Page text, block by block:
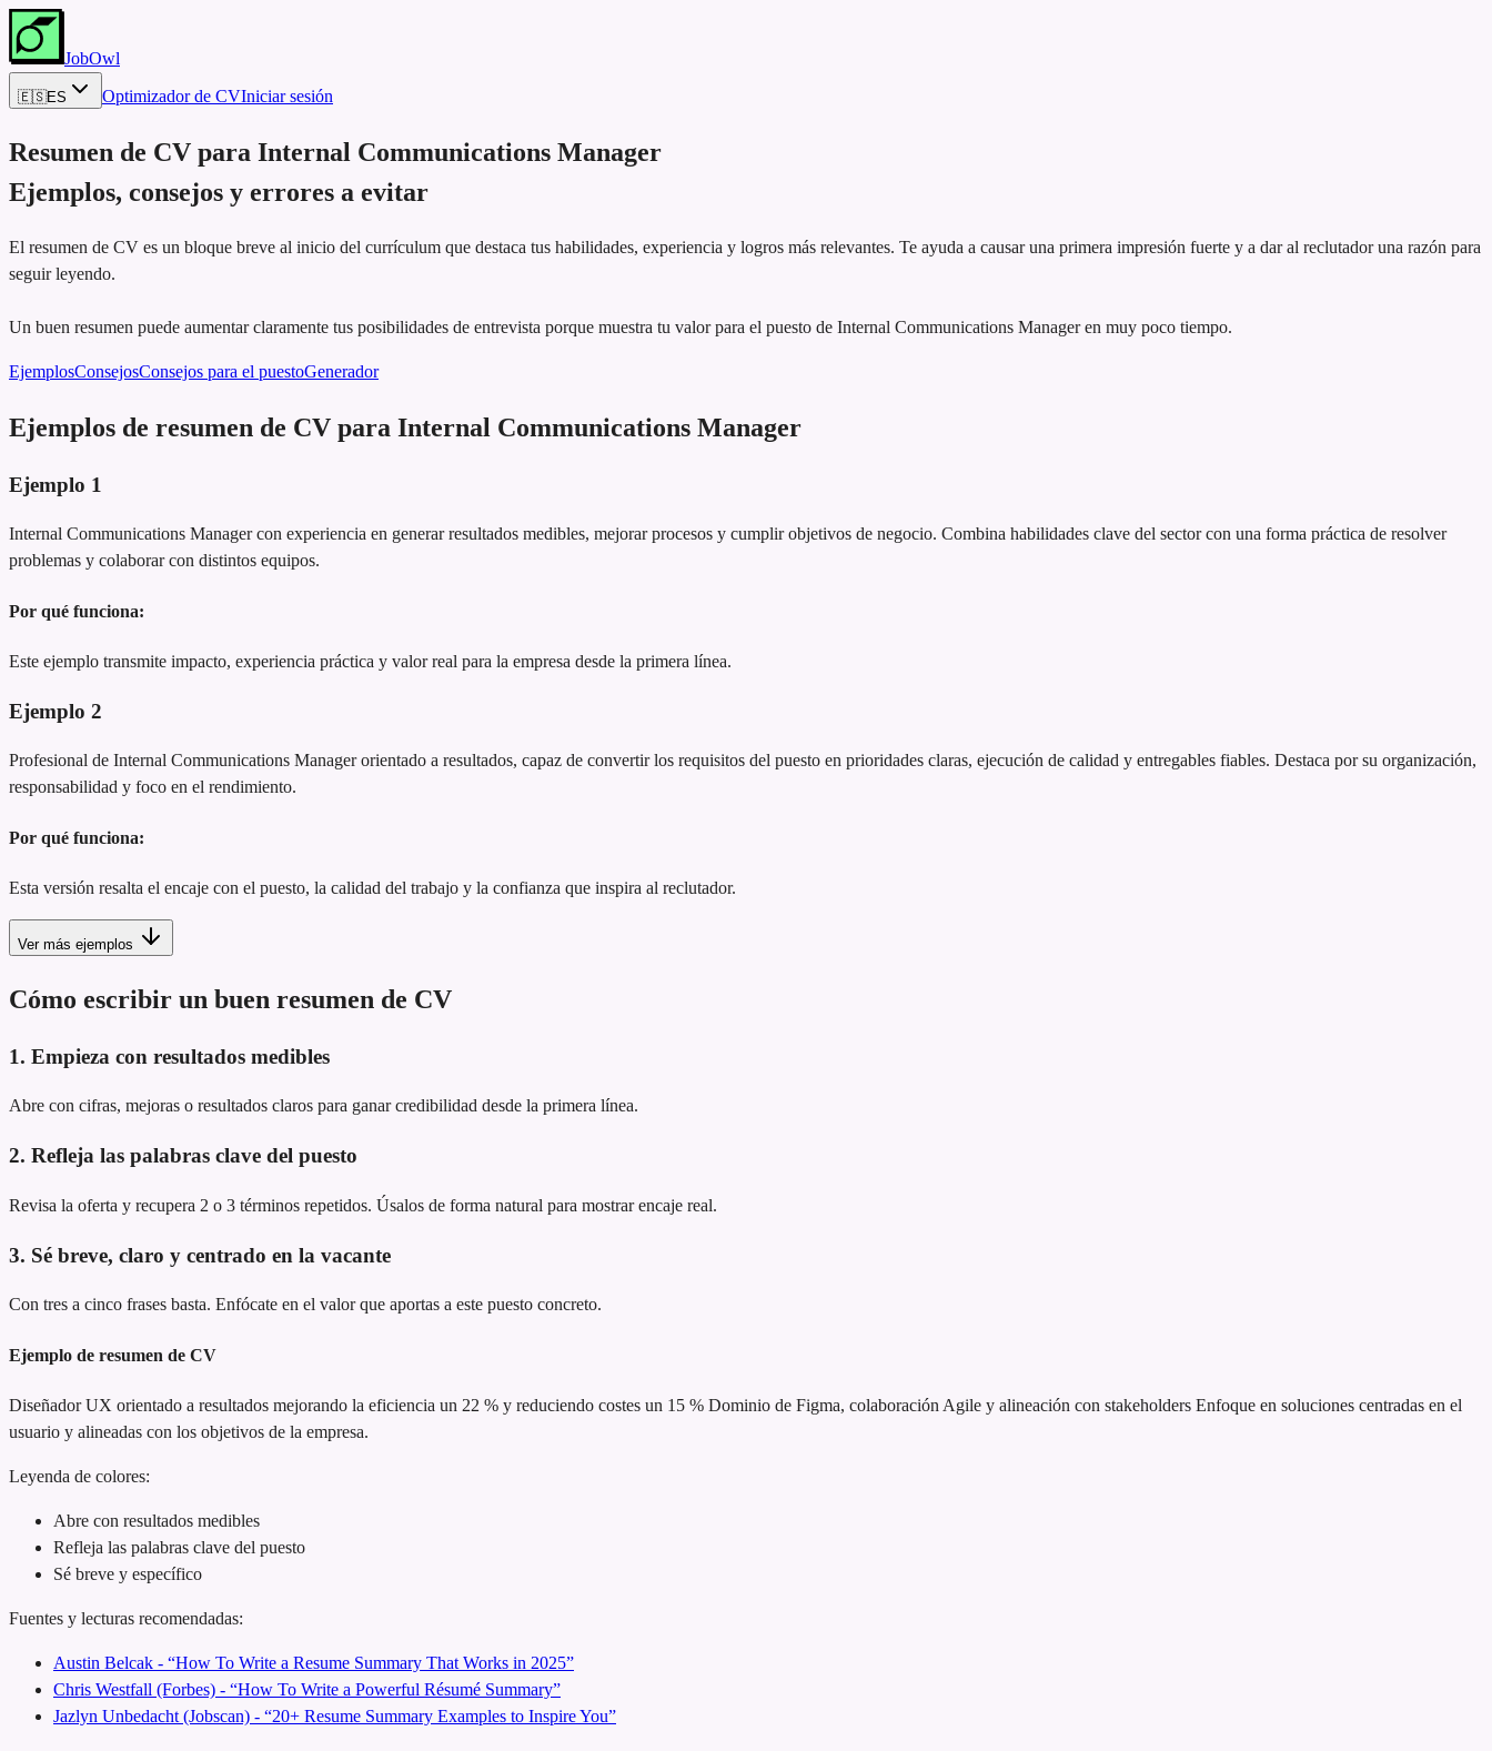
JobOwl
🇪🇸ES Optimizador de CVIniciar sesión
Resumen de CV para Internal Communications Manager
Ejemplos, consejos y errores a evitar
El resumen de CV es un bloque breve al inicio del currículum que destaca tus habilidades, experiencia y logros más relevantes. Te ayuda a causar una primera impresión fuerte y a dar al reclutador una razón para
seguir leyendo.
Un buen resumen puede aumentar claramente tus posibilidades de entrevista porque muestra tu valor para el puesto de Internal Communications Manager en muy poco tiempo.
EjemplosConsejosConsejos para el puestoGenerador
Ejemplos de resumen de CV para Internal Communications Manager
Ejemplo 1
Internal Communications Manager con experiencia en generar resultados medibles, mejorar procesos y cumplir objetivos de negocio. Combina habilidades clave del sector con una forma práctica de resolver
problemas y colaborar con distintos equipos.
Por qué funciona:
Este ejemplo transmite impacto, experiencia práctica y valor real para la empresa desde la primera línea.
Ejemplo 2
Profesional de Internal Communications Manager orientado a resultados, capaz de convertir los requisitos del puesto en prioridades claras, ejecución de calidad y entregables fiables. Destaca por su organización,
responsabilidad y foco en el rendimiento.
Por qué funciona:
Esta versión resalta el encaje con el puesto, la calidad del trabajo y la confianza que inspira al reclutador.
Ver más ejemplos
Cómo escribir un buen resumen de CV
1. Empieza con resultados medibles
Abre con cifras, mejoras o resultados claros para ganar credibilidad desde la primera línea.
2. Refleja las palabras clave del puesto
Revisa la oferta y recupera 2 o 3 términos repetidos. Úsalos de forma natural para mostrar encaje real.
3. Sé breve, claro y centrado en la vacante
Con tres a cinco frases basta. Enfócate en el valor que aportas a este puesto concreto.
Ejemplo de resumen de CV
Diseñador UX orientado a resultados mejorando la eficiencia un 22 % y reduciendo costes un 15 % Dominio de Figma, colaboración Agile y alineación con stakeholders Enfoque en soluciones centradas en el
usuario y alineadas con los objetivos de la empresa.
Leyenda de colores:
Abre con resultados medibles
Refleja las palabras clave del puesto
Sé breve y específico
Fuentes y lecturas recomendadas:
Austin Belcak - “How To Write a Resume Summary That Works in 2025”
Chris Westfall (Forbes) - “How To Write a Powerful Résumé Summary”
Jazlyn Unbedacht (Jobscan) - “20+ Resume Summary Examples to Inspire You”